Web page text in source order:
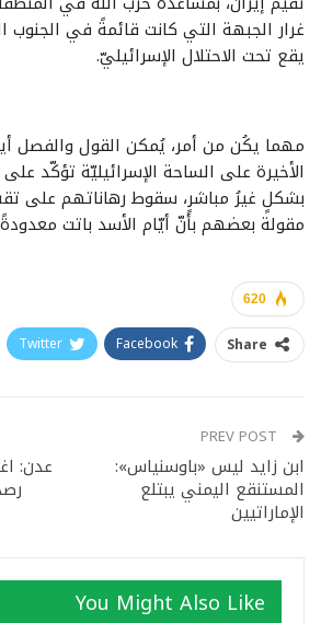
غرار الجبهة التي كانت قائمةً في الجنوب
يقع تحت الاحتلال الإسرائيليّ.
مهما يكُن من أمر، يُمكن القول والفصل
الأخيرة على الساحة الإسرائيليّة تؤكّد على
بشكلٍ غيرُ مباشرٍ، سقوط رهاناتهم على
مقولة بعضهم بأنّ أيّام الأسد باتت
620
Share
Facebook
Twitter
ابن زايد ليس «باوسنياس»:
المستنقع اليمني يبتلع
الإماراتيين
عدن:
You Might Also Like